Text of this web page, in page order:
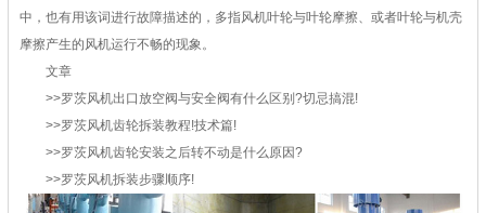
中，也有用该词进行故障描述的，多指风机叶轮与叶轮摩擦、或者叶轮与机壳
摩擦产生的风机运行不畅的现象。
文章
>>罗茨风机出口放空阀与安全阀有什么区别?切忌搞混!
>>罗茨风机齿轮拆装教程!技术篇!
>>罗茨风机齿轮安装之后转不动是什么原因?
>>罗茨风机拆装步骤顺序!